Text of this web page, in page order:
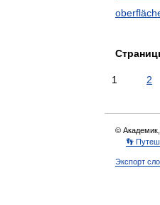
1 2
©
👣
Экспорт